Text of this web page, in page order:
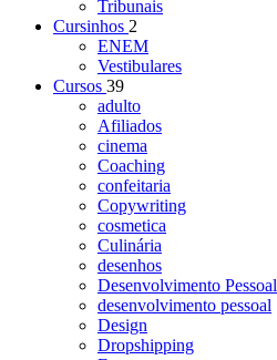
Tribunais
Cursinhos 2
ENEM
Vestibulares
Cursos 39
adulto
Afiliados
cinema
Coaching
confeitaria
Copywriting
cosmetica
Culinária
desenhos
Desenvolvimento Pessoal
desenvolvimento pessoal
Design
Dropshipping